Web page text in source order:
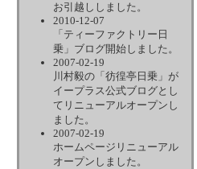
お引越ししました。
2010-12-07
「ティーファクトリー日
乗」ブログ開始しました。
2007-02-19
川村毅の「彷徨亭日乗」が
イープラス公式ブログとし
てリニューアルオープンし
ました。
2007-02-19
ホームページリニューアル
オープンしました。